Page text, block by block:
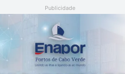
Publicidade